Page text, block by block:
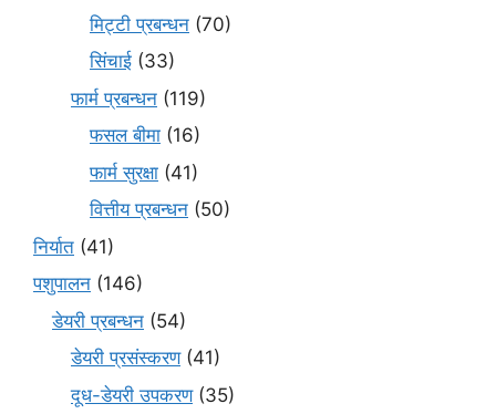
मि‌ट्टी प्रबन्धन (70)
सिंचाई (33)
फार्म प्रबन्धन (119)
फसल बीमा (16)
फार्म सुरक्षा (41)
वित्तीय प्रबन्धन (50)
निर्यात (41)
पशुपालन (146)
डेयरी प्रबन्धन (54)
डेयरी प्रसंस्करण(41)
दूध-डेयरी उपकरण(35)